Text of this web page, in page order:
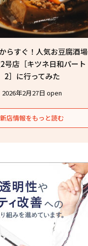
らすぐ！人気お豆腐酒場
号店［キツネ日和パート
2］に行ってみた
2026年2月27日 open
新店情報をもっと読む